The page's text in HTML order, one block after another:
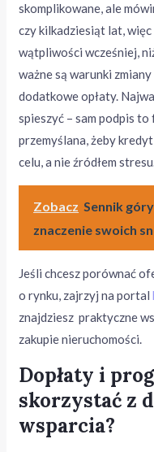
skomplikowane, ale
czy kilkadziesiąt lat,
wątpliwości wcześniej,
ważne są warunki
dodatkowe opłaty.
spieszyć – sam podpis
przemyślana, żeby
celu, a nie źródłem
Zobacz Sennik
znaczenie swoich
Jeśli chcesz porównać
o rynku, zajrzyj na portal
znajdziesz praktyczne
zakupie nieruchomości.
Dopłaty i
skorzystać z
wsparcia?